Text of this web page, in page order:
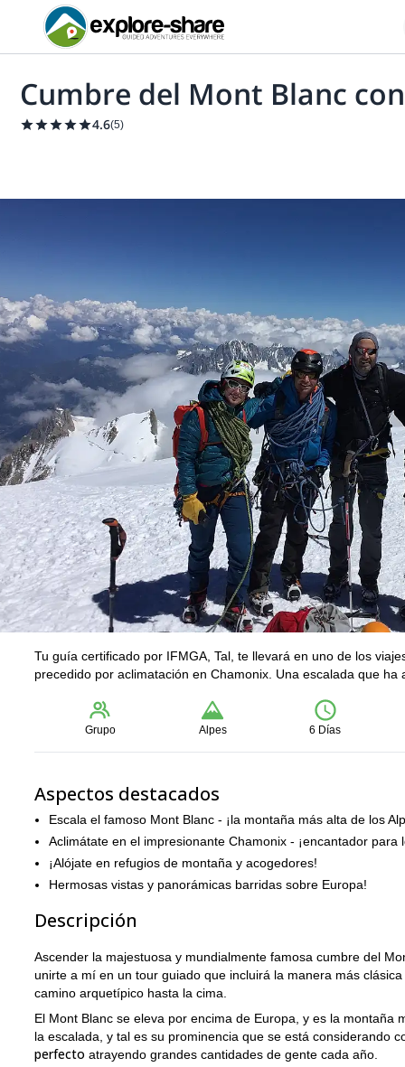
Cumbre del Mont Blanc
4.6(5)
Tu guía certificado por IFMGA, Tal, te llevará en uno de los
precedido por aclimatación en Chamonix. Una escalada que
Grupo Alpes 6 Días
Aspectos destacados
Escala el famoso Mont Blanc - ¡la montaña más alta de los
Aclimátate en el impresionante Chamonix - ¡encantador para
¡Alójate en refugios de montaña y acogedores!
Hermosas vistas y panorámicas barridas sobre Europa!
Descripción
Ascender la majestuosa y mundialmente famosa cumbre del
unirte a mí en un tour guiado que incluirá la manera más
camino arquetípico hasta la cima.
El Mont Blanc se eleva por encima de Europa, y es la
la escalada, y tal es su prominencia que se está considerando
perfecto atrayendo grandes cantidades de gente cada año.